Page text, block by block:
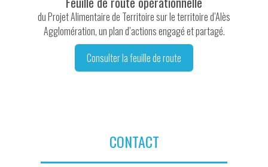
du Projet Alimentaire de Territoire sur le territoire d’Alès
Agglomération, un plan d’actions engagé et partagé.
Consulter la feuille de route
CONTACT